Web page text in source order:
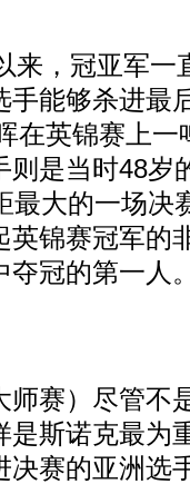
，冠亚军一
能够杀进最
在英锦赛上一
是当时48岁
最大的一场决
锦赛冠军的
夺冠的第一人
赛）尽管不
斯诺克最为
决赛的亚洲选
爱情哲学 南